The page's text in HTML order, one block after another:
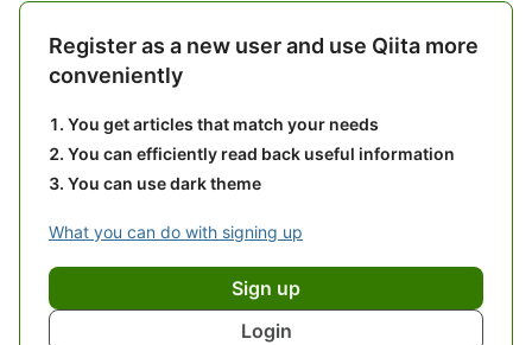
Register as a new user and use Qiita more
conveniently
You get articles that match your needs
You can efficiently read back useful information
You can use dark theme
What you can do with signing up
Sign up
Login